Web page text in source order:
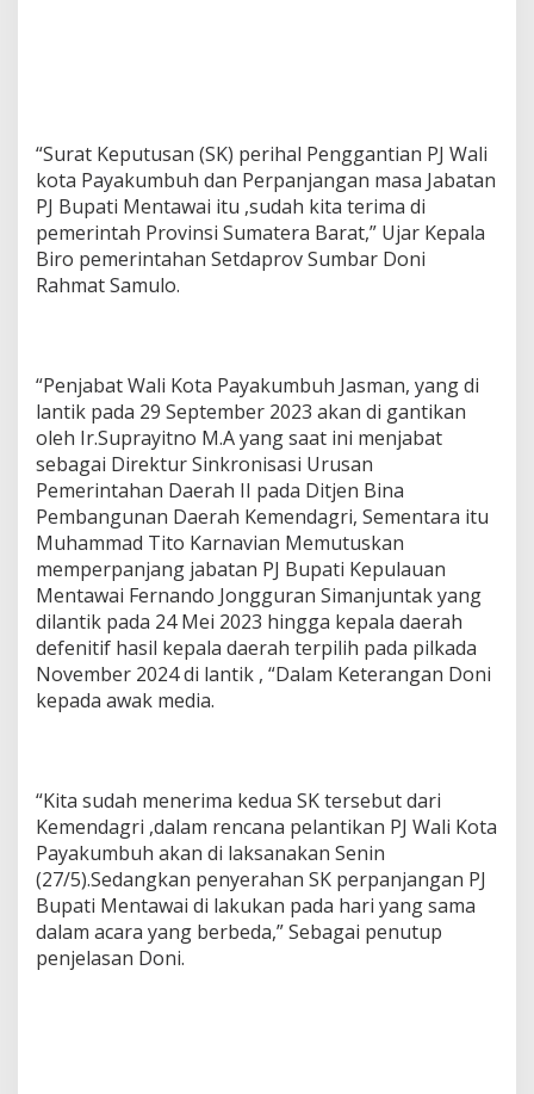
“Surat Keputusan (SK) perihal Penggantian PJ Wali
kota Payakumbuh dan Perpanjangan masa Jabatan
PJ Bupati Mentawai itu ,sudah kita terima di
pemerintah Provinsi Sumatera Barat,” Ujar Kepala
Biro pemerintahan Setdaprov Sumbar Doni
Rahmat Samulo.
“Penjabat Wali Kota Payakumbuh Jasman, yang di
lantik pada 29 September 2023 akan di gantikan
oleh Ir.Suprayitno M.A yang saat ini menjabat
sebagai Direktur Sinkronisasi Urusan
Pemerintahan Daerah II pada Ditjen Bina
Pembangunan Daerah Kemendagri, Sementara itu
Muhammad Tito Karnavian Memutuskan
memperpanjang jabatan PJ Bupati Kepulauan
Mentawai Fernando Jongguran Simanjuntak yang
dilantik pada 24 Mei 2023 hingga kepala daerah
defenitif hasil kepala daerah terpilih pada pilkada
November 2024 di lantik , “Dalam Keterangan Doni
kepada awak media.
“Kita sudah menerima kedua SK tersebut dari
Kemendagri ,dalam rencana pelantikan PJ Wali Kota
Payakumbuh akan di laksanakan Senin
(27/5).Sedangkan penyerahan SK perpanjangan PJ
Bupati Mentawai di lakukan pada hari yang sama
dalam acara yang berbeda,” Sebagai penutup
penjelasan Doni.